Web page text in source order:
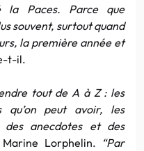
la Paces. Parce que
souvent, surtout quand
la première année et
t-il.
tout de A à Z : les
qu’on peut avoir, les
des anecdotes et des
Lorphelin.
“Par